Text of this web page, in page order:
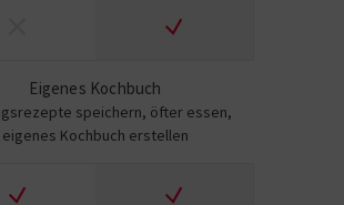
Eigenes Kochbuch
speichern, öfter essen,
eigenes Kochbuch erstellen